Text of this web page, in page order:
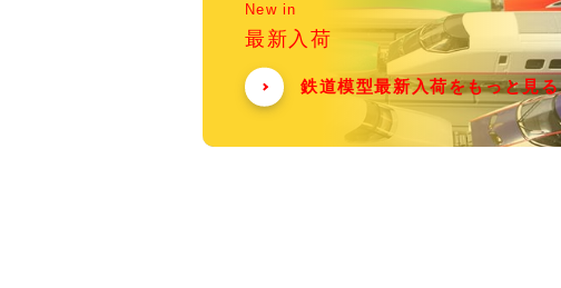
New in
最新入荷
鉄道模型最新入荷をもっと見る